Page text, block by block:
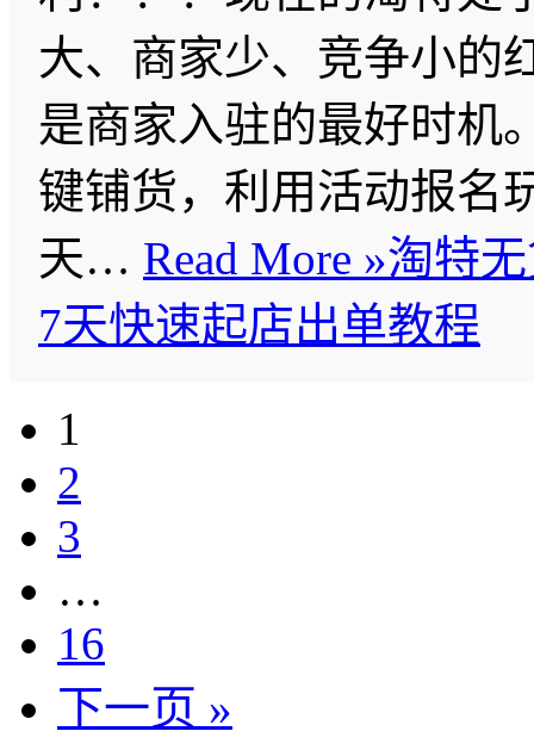
大、商家少、竞争小的
是商家入驻的最好时机
键铺货，利用活动报名
天… Read More »淘特
7天快速起店出单教程
1
2
3
…
16
下一页 »